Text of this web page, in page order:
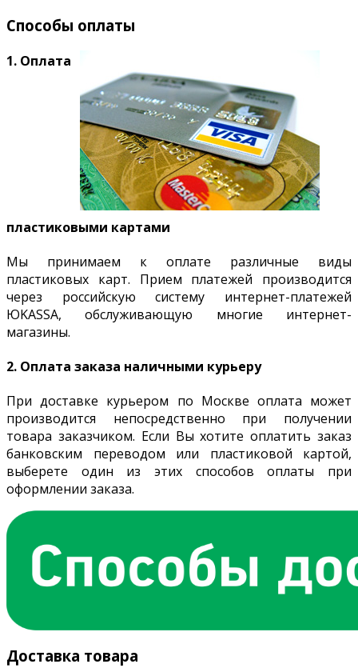
Способы оплаты
1. Оплата
пластиковыми картами
Мы принимаем к оплате различные виды
пластиковых карт. Прием платежей производится
через российскую систему интернет-платежей
ЮKASSA, обслуживающую многие интернет-
магазины.
2. Оплата заказа наличными курьеру
При доставке курьером по Москве оплата может
производится непосредственно при получении
товара заказчиком. Если Вы хотите оплатить заказ
банковским переводом или пластиковой картой,
выберете один из этих способов оплаты при
оформлении заказа.
Доставка товара